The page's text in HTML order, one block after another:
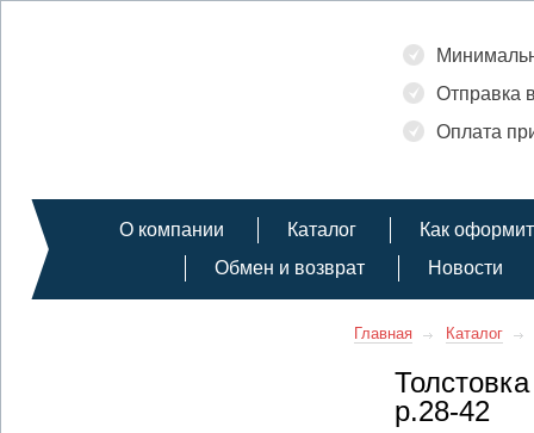
Отправка
Оплата
О компании Каталог
Как
Обмен и возврат
Новости
Главная Каталог
р.28-42